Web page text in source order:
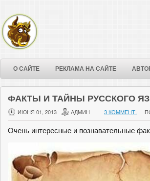
О САЙТЕ РЕКЛАМА НА САЙТЕ
ФАКТЫ И ТАЙНЫ РУССКОГО
ИЮНЯ 01, 2013 АДМИН 3 КОММЕНТ.
Очень интересные и познавательные